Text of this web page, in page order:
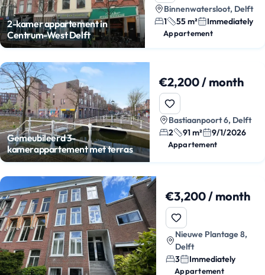
2-kamer appartement in
Centrum-West Delft
Binnenwatersloot, Delft
1
55 m² Immediately
Appartement
Gemeubileerd 3-
kamerappartement met terras
€2,200 / month
Bastiaanpoort 6, Delft
2
91 m² 9/1/2026
Appartement
€3,200 / month
Nieuwe Plantage 8,
Delft
3
Immediately
Appartement